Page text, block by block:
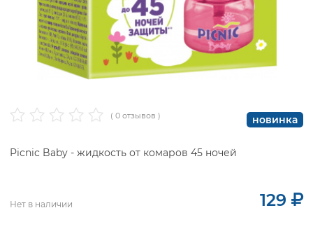
( 0 отзывов ) новинка
Picnic Baby - жидкость от комаров 45 ночей
Нет в наличии 129